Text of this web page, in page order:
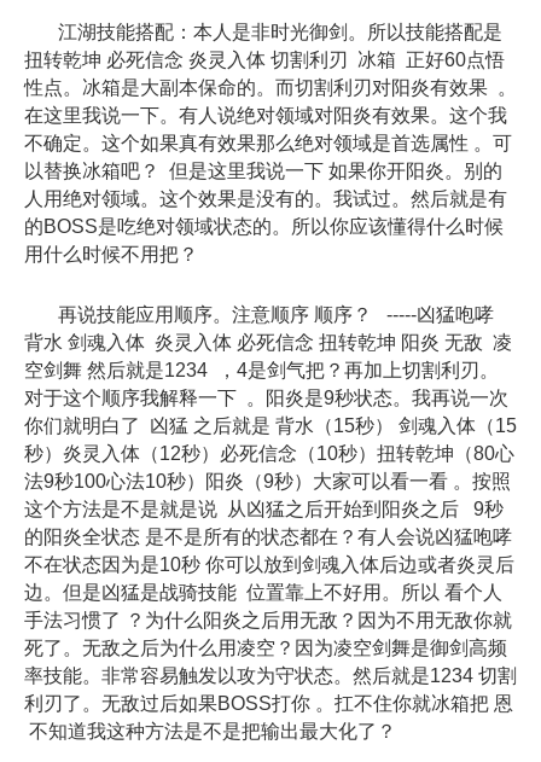
江湖技能搭配：本人是非时光御剑。所以技能搭配是
扭转乾坤 必死信念 炎灵入体 切割利刃 冰箱 正好60点悟
性点。冰箱是大副本保命的。而切割利刃对阳炎有效果 。
在这里我说一下。有人说绝对领域对阳炎有效果。这个我
不确定。这个如果真有效果那么绝对领域是首选属性 。可
以替换冰箱吧？ 但是这里我说一下 如果你开阳炎。别的
人用绝对领域。这个效果是没有的。我试过。然后就是有
的BOSS是吃绝对领域状态的。所以你应该懂得什么时候
用什么时候不用把？
再说技能应用顺序。注意顺序 顺序？ -----凶猛咆哮
背水 剑魂入体 炎灵入体 必死信念 扭转乾坤 阳炎 无敌 凌
空剑舞 然后就是1234 ，4是剑气把？再加上切割利刃。
对于这个顺序我解释一下 。阳炎是9秒状态。我再说一次
你们就明白了 凶猛 之后就是 背水（15秒） 剑魂入体（15
秒）炎灵入体（12秒）必死信念（10秒）扭转乾坤（80心
法9秒100心法10秒）阳炎（9秒）大家可以看一看 。按照
这个方法是不是就是说 从凶猛之后开始到阳炎之后 9秒
的阳炎全状态 是不是所有的状态都在？有人会说凶猛咆哮
不在状态因为是10秒 你可以放到剑魂入体后边或者炎灵后
边。但是凶猛是战骑技能 位置靠上不好用。所以 看个人
手法习惯了 ？为什么阳炎之后用无敌？因为不用无敌你就
死了。无敌之后为什么用凌空？因为凌空剑舞是御剑高频
率技能。非常容易触发以攻为守状态。然后就是1234 切割
利刃了。无敌过后如果BOSS打你 。扛不住你就冰箱把 恩
不知道我这种方法是不是把输出最大化了？